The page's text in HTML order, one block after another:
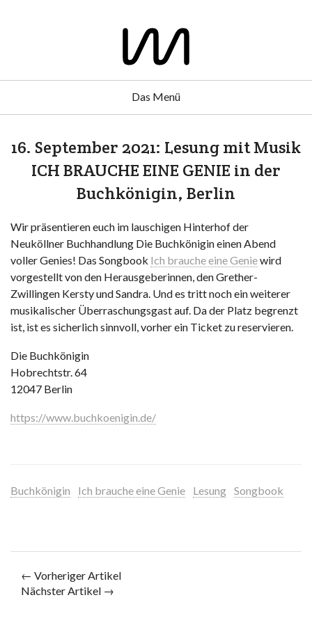
Das Menü
16. September 2021: Lesung mit Musik
ICH BRAUCHE EINE GENIE in der
Buchkönigin, Berlin
Wir präsentieren euch im lauschigen Hinterhof der
Neuköllner Buchhandlung Die Buchkönigin einen Abend
voller Genies! Das Songbook Ich brauche eine Geniewird
vorgestellt von den Herausgeberinnen, den Grether-
Zwillingen Kersty und Sandra. Und es tritt noch ein weiterer
musikalischer Überraschungsgast auf. Da der Platz begrenzt
ist, ist es sicherlich sinnvoll, vorher ein Ticket zu reservieren.
Die Buchkönigin
Hobrechtstr. 64
12047 Berlin
https://www.buchkoenigin.de/
Buchkönigin Ich brauche eine Genie Lesung Songbook
← Vorheriger Artikel
Nächster Artikel →